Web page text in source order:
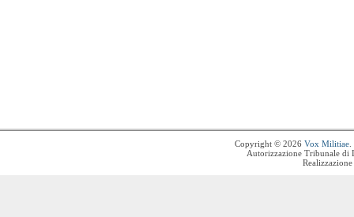
Copyright © 2026 Vox Militiae
Autorizzazione Tribunale di